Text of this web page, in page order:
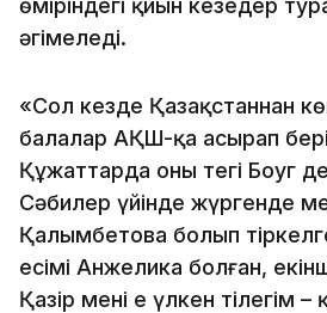
өміріндегі қиын кезеңдер
әңгімеледі.
«Сол кезде Қазақстаннан
балалар АҚШ-қа асырап
Құжаттарда оның тегі Боуг
Сәбилер үйінде жүргенде
Қалымбетова болып
есімі Анжелика болған,
Қазір менің ең үлкен тілегім